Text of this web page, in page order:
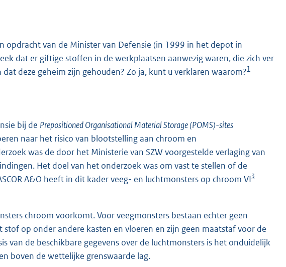
e
:
5
opdracht van de Minister van Defensie (in 1999 in het depot in
dat er giftige stoffen in de werkplaatsen aanwezig waren, die zich ver
deze geheim zijn gehouden? Zo ja, kunt u verklaren waarom?1
bij de Prepositioned Organisational Material Storage (POMS)-sites
naar het risico van blootstelling aan chroom en
was de door het Ministerie van SZW voorgestelde verlaging van
Het doel van het onderzoek was om vast te stellen of de
A&O heeft in dit kader veeg- en luchtmonsters op chroom VI3
chroom voorkomt. Voor veegmonsters bestaan echter geen
op onder andere kasten en vloeren en zijn geen maatstaf voor de
van de beschikbare gegevens over de luchtmonsters is het onduidelijk
boven de wettelijke grenswaarde lag.